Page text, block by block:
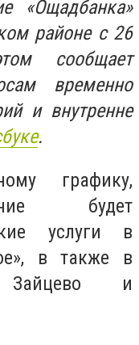
«Ощадбанка»
районе с 26
сообщает
временно
и внутренне
.
графику,
будет
услуги в
в также в
Зайцево и